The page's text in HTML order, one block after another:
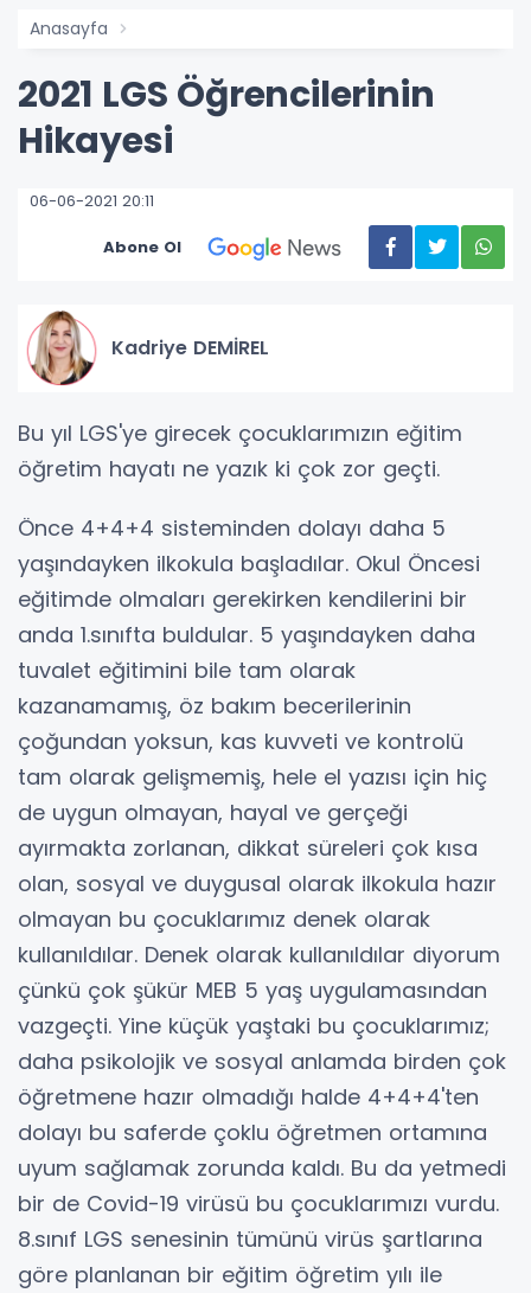
Anasayfa
2021 LGS Öğrencilerinin
Hikayesi
06-06-2021 20:11
Abone Ol
Kadriye DEMİREL
Bu yıl LGS'ye girecek çocuklarımızın eğitim
öğretim hayatı ne yazık ki çok zor geçti.
Önce 4+4+4 sisteminden dolayı daha 5
yaşındayken ilkokula başladılar. Okul Öncesi
eğitimde olmaları gerekirken kendilerini bir
anda 1.sınıfta buldular. 5 yaşındayken daha
tuvalet eğitimini bile tam olarak
kazanamamış, öz bakım becerilerinin
çoğundan yoksun, kas kuvveti ve kontrolü
tam olarak gelişmemiş, hele el yazısı için hiç
de uygun olmayan, hayal ve gerçeği
ayırmakta zorlanan, dikkat süreleri çok kısa
olan, sosyal ve duygusal olarak ilkokula hazır
olmayan bu çocuklarımız denek olarak
kullanıldılar. Denek olarak kullanıldılar diyorum
çünkü çok şükür MEB 5 yaş uygulamasından
vazgeçti. Yine küçük yaştaki bu çocuklarımız;
daha psikolojik ve sosyal anlamda birden çok
öğretmene hazır olmadığı halde 4+4+4'ten
dolayı bu saferde çoklu öğretmen ortamına
uyum sağlamak zorunda kaldı. Bu da yetmedi
bir de Covid-19 virüsü bu çocuklarımızı vurdu.
8.sınıf LGS senesinin tümünü virüs şartlarına
göre planlanan bir eğitim öğretim yılı ile